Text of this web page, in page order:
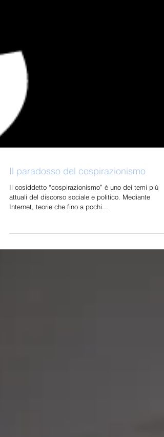
Il paradosso del cospirazionismo
Il cosiddetto “cospirazionismo” è uno dei temi più